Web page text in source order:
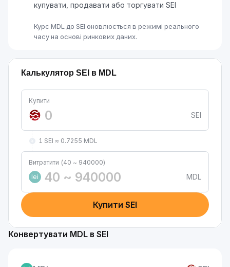
купувати, продавати або торгувати SEI
Курс MDL до SEI оновлюється в режимі реального
часу на основі ринкових даних.
Калькулятор SEI в MDL
Купити
SEI
1 SEI ≈ 0.7255 MDL
Витратити (40 ~ 940000)
lei
MDL
Купити SEI
Конвертувати MDL в SEI